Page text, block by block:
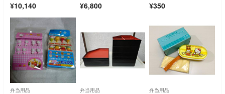
¥10,140 ¥6,800 ¥350
弁当用品 弁当用品 弁当用品